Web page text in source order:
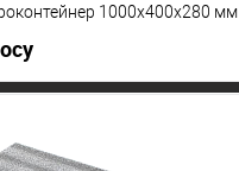
1000х400х280 мм